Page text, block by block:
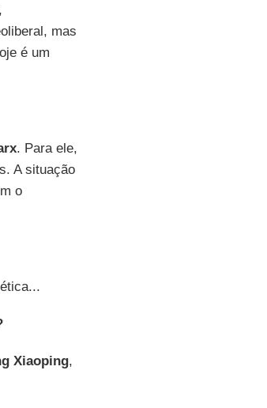
mas
é um
. Para ele,
A situação
o
Xiaoping,